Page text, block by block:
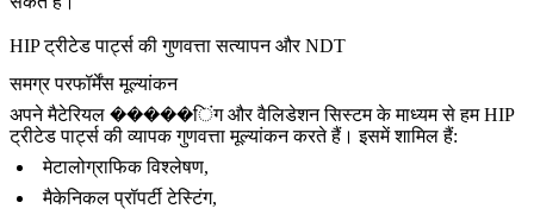
HIP ट्रीटेड पार्ट्स की गुणवत्ता सत्यापन और NDT
समग्र परफॉर्मेंस मूल्यांकन
अपनेमैटेरियल �����िंग और वैलिडेशनसिस्टम के माध्यम से हम HIP
ट्रीटेड पार्ट्स की व्यापक गुणवत्ता मूल्यांकन करते हैं। इसमें शामिल हैं:
मेटालोग्राफिक विश्लेषण,
मैकेनिकल प्रॉपर्टी टेस्टिंग,